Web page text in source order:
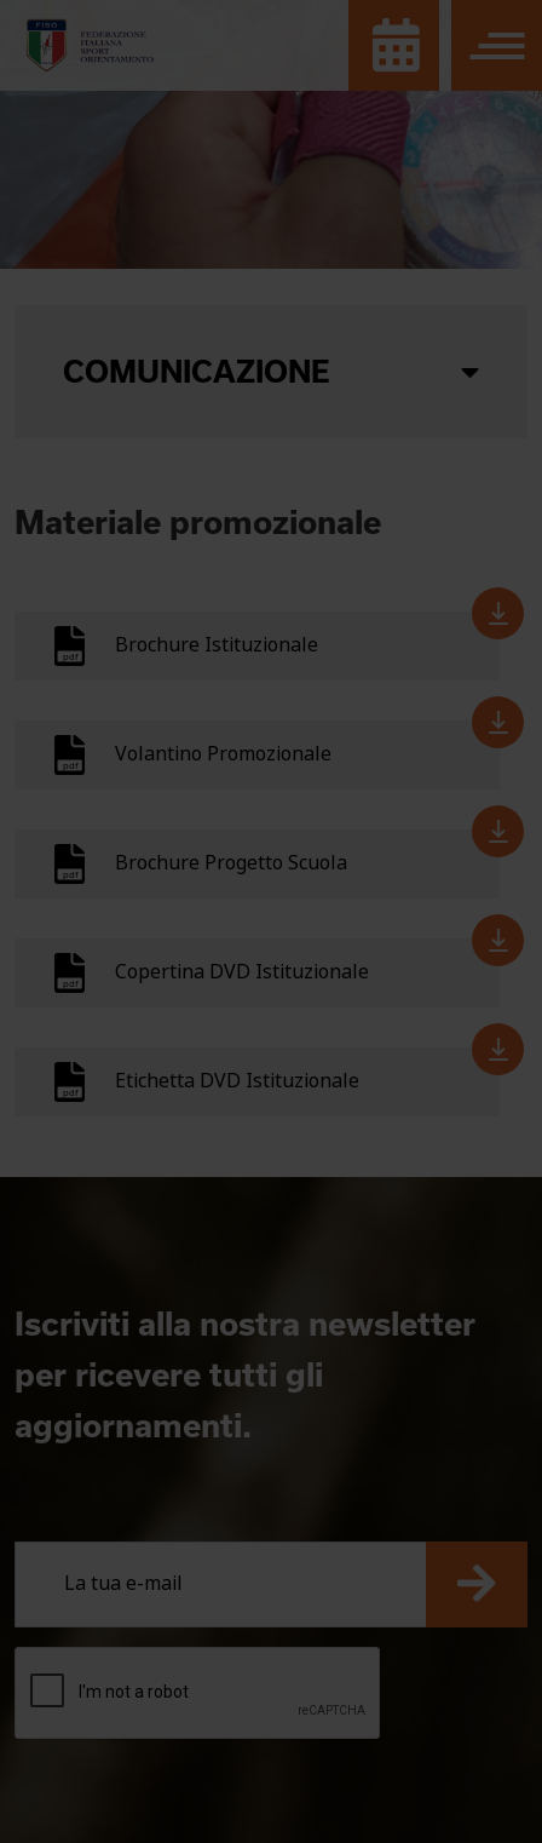
COMUNICAZIONE
Materiale promozionale
Brochure Istituzionale
Volantino Promozionale
Brochure Progetto Scuola
Copertina DVD Istituzionale
Etichetta DVD Istituzionale
Iscriviti alla nostra newsletter
per ricevere tutti gli
aggiornamenti.